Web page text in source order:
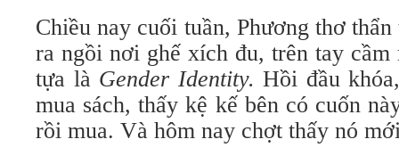
Chiều nay cuối tuần, Phương thơ
ra ngồi nơi ghế xích đu, trên tay cầm
tựa là Gender Identity. Hồi đầu
mua sách, thấy kệ kế bên có cuốn
rồi mua. Và hôm nay chợt thấy nó